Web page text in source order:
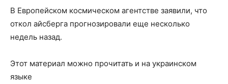
В Европейском космическом агентстве заявили, что
откол айсберга прогнозировали еще несколько
недель назад.
Этот материал можно прочитать и на украинском
языке